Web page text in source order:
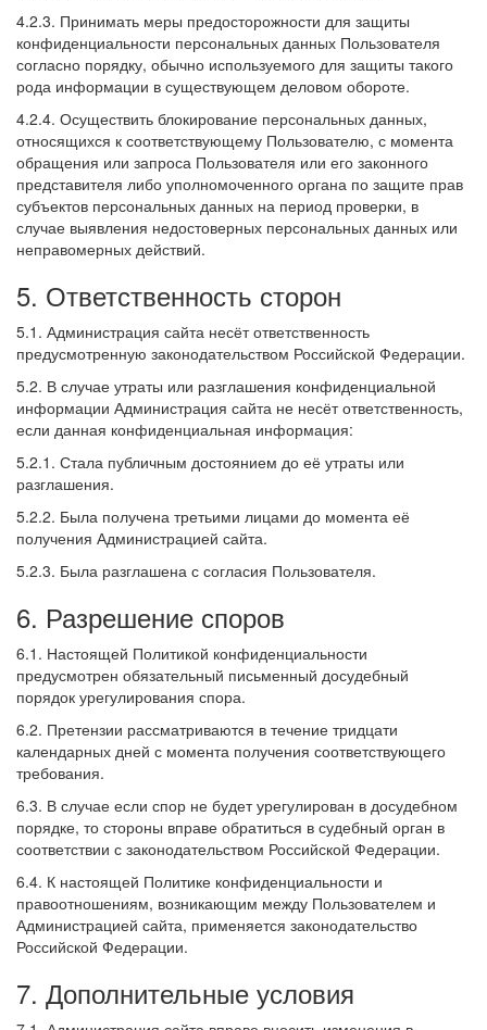
4.2.3. Принимать меры предосторожности для защиты
конфиденциальности персональных данных Пользователя
согласно порядку, обычно используемого для защиты такого
рода информации в существующем деловом обороте.
4.2.4. Осуществить блокирование персональных данных,
относящихся к соответствующему Пользователю, с момента
обращения или запроса Пользователя или его законного
представителя либо уполномоченного органа по защите прав
субъектов персональных данных на период проверки, в
случае выявления недостоверных персональных данных или
неправомерных действий.
5. Ответственность сторон
5.1. Администрация сайта несёт ответственность
предусмотренную законодательством Российской Федерации.
5.2. В случае утраты или разглашения конфиденциальной
информации Администрация сайта не несёт ответственность,
если данная конфиденциальная информация:
5.2.1. Стала публичным достоянием до её утраты или
разглашения.
5.2.2. Была получена третьими лицами до момента её
получения Администрацией сайта.
5.2.3. Была разглашена с согласия Пользователя.
6. Разрешение споров
6.1. Настоящей Политикой конфиденциальности
предусмотрен обязательный письменный досудебный
порядок урегулирования спора.
6.2. Претензии рассматриваются в течение тридцати
календарных дней с момента получения соответствующего
требования.
6.3. В случае если спор не будет урегулирован в досудебном
порядке, то стороны вправе обратиться в судебный орган в
соответствии с законодательством Российской Федерации.
6.4. К настоящей Политике конфиденциальности и
правоотношениям, возникающим между Пользователем и
Администрацией сайта, применяется законодательство
Российской Федерации.
7. Дополнительные условия